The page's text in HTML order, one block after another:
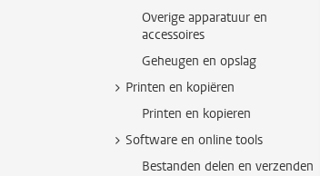
Overige apparatuur en
accessoires
Geheugen en opslag
Printen en kopiëren
Printen en kopieren
Software en online tools
Bestanden delen en verzenden